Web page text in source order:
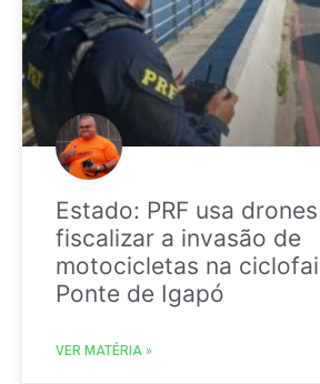
Estado: PRF usa
fiscalizar a invasão de
motocicletas na
Ponte de Igapó
VER MATÉRIA »